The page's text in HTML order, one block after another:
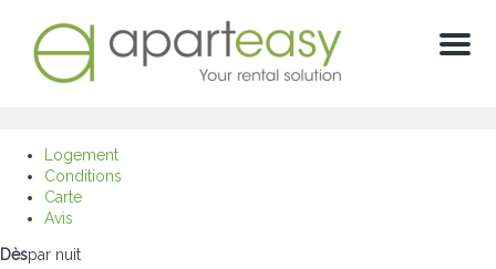
Menu
Logement
Conditions
Carte
Avis
Dèspar nuit